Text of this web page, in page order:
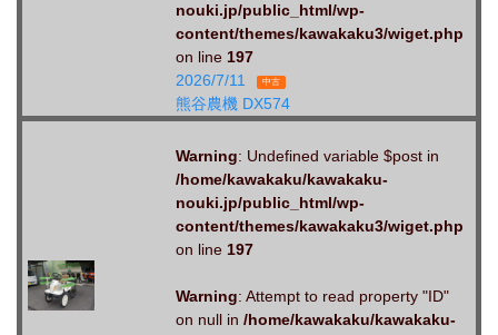
nouki.jp/public_html/wp-
content/themes/kawakaku3/wiget.php
on line 197
2026/7/11
中古
熊谷農機 DX574
Warning: Undefined variable $post in
/home/kawakaku/kawakaku-
nouki.jp/public_html/wp-
content/themes/kawakaku3/wiget.php
on line 197
Warning: Attempt to read property "ID"
on null in /home/kawakaku/kawakaku-